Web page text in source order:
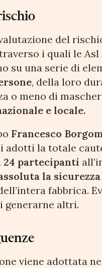
del
i quali le Asl
su una serie di
, della loro
o meno di
e locale.
Francesco
adotti la totale
partecipanti
la
fabbrica.
generarne altri.
viene adottata